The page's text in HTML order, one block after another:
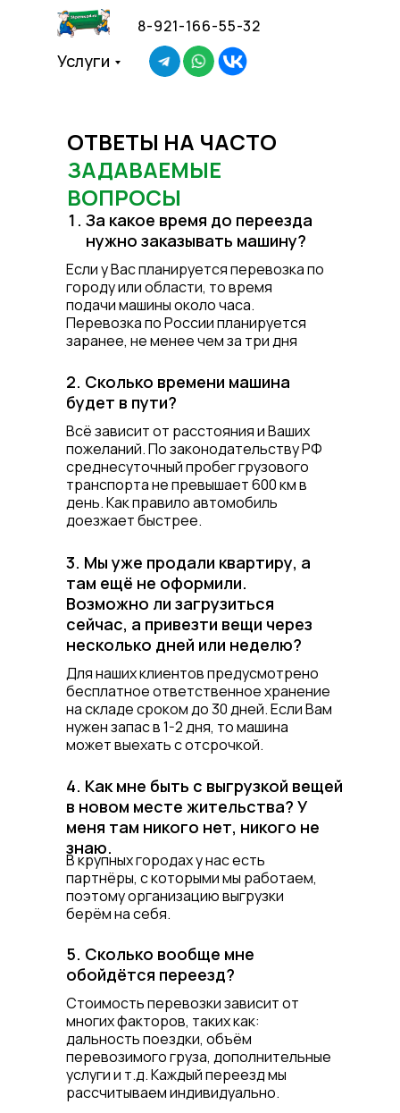
8-921-166-55-32
Услуги
ОТВЕТЫ НА ЧАСТО
ЗАДАВАЕМЫЕ
ВОПРОСЫ
5. Сколько вообще мне
обойдётся переезд?
Стоимость перевозки зависит от
многих факторов, таких как:
дальность поездки, объём
перевозимого груза, дополнительные
услуги и т.д. Каждый переезд мы
рассчитываем индивидуально.
4. Как мне быть с выгрузкой вещей
в новом месте жительства? У
меня там никого нет, никого не
знаю.
В крупных городах у нас есть
партнёры, с которыми мы работаем,
поэтому организацию выгрузки
берём на себя.
3. Мы уже продали квартиру, а
там ещё не оформили.
Возможно ли загрузиться
сейчас, а привезти вещи через
несколько дней или неделю?
Для наших клиентов предусмотрено
бесплатное ответственное хранение
на складе сроком до 30 дней. Если Вам
нужен запас в 1-2 дня, то машина
может выехать с отсрочкой.
2. Сколько времени машина
будет в пути?
Всё зависит от расстояния и Ваших
пожеланий. По законодательству РФ
среднесуточный пробег грузового
транспорта не превышает 600 км в
день. Как правило автомобиль
доезжает быстрее.
Если у Вас планируется перевозка по
городу или области, то время
подачи машины около часа.
Перевозка по России планируется
заранее, не менее чем за три дня
За какое время до переезда
нужно заказывать машину?